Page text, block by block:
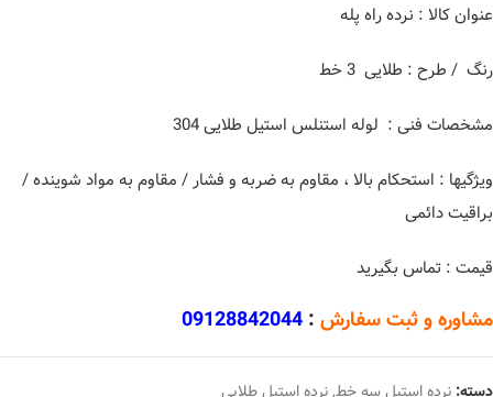
عنوان کالا : نرده راه پله
رنگ / طرح : طلایی 3 خط
مشخصات فنی : لوله استنلس استیل طلایی 304
ویژگیها : استحکام بالا ، مقاوم به ضربه و فشار / مقاوم به مواد شوینده /
براقیت دائمی
قیمت : تماس بگیرید
مشاوره و ثبت سفارش :
09128842044
دسته: نرده استیل سه خط,نرده استیل طلایی